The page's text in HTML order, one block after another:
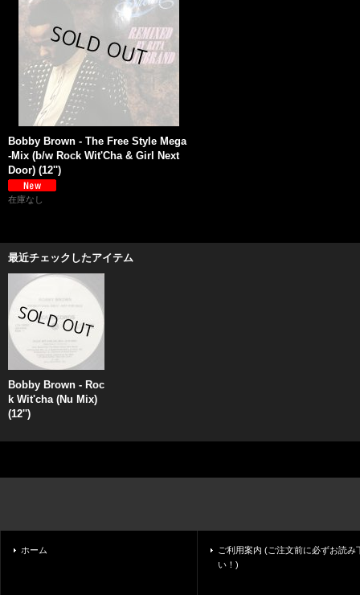
Bobby Brown - The Free Style Mega
-Mix (b/w Rock Wit'Cha & Girl Next
Door) (12'')
在庫なし
最近チェックしたアイテム
Bobby Brown - Roc
k Wit'cha (Nu Mix)
(12'')
ホーム
ご利用案内 (ご注文前に必ずお読み
い！)